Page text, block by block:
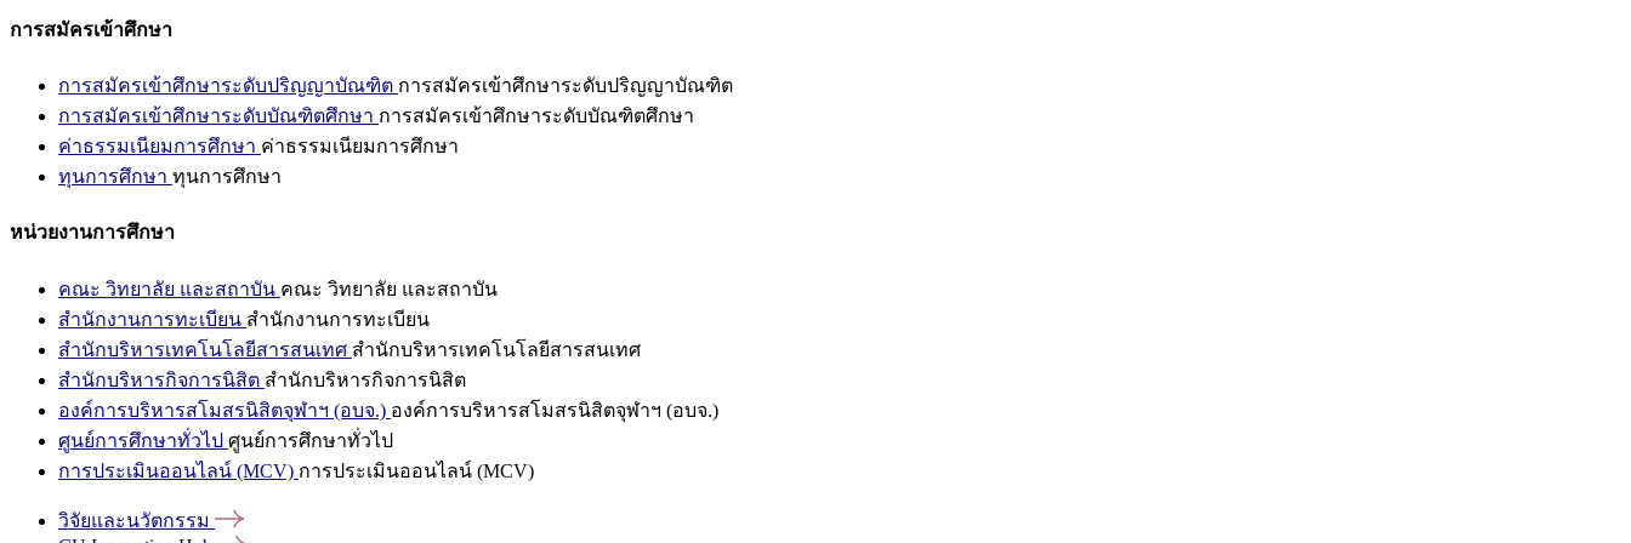
การสมัครเข้าศึกษา
การสมัครเข้าศึกษาระดับปริญญาบัณฑิต การสมัครเข้าศึกษาระดับปริญญาบัณฑิต
การสมัครเข้าศึกษาระดับบัณฑิตศึกษา การสมัครเข้าศึกษาระดับบัณฑิตศึกษา
ค่าธรรมเนียมการศึกษา ค่าธรรมเนียมการศึกษา
ทุนการศึกษา ทุนการศึกษา
หน่วยงานการศึกษา
คณะ วิทยาลัย และสถาบัน คณะ วิทยาลัย และสถาบัน
สำนักงานการทะเบียน สำนักงานการทะเบียน
สำนักบริหารเทคโนโลยีสารสนเทศ สำนักบริหารเทคโนโลยีสารสนเทศ
สำนักบริหารกิจการนิสิต สำนักบริหารกิจการนิสิต
องค์การบริหารสโมสรนิสิตจุฬาฯ (อบจ.) องค์การบริหารสโมสรนิสิตจุฬาฯ (อบจ.)
ศูนย์การศึกษาทั่วไป ศูนย์การศึกษาทั่วไป
การประเมินออนไลน์ (MCV) การประเมินออนไลน์ (MCV)
วิจัยและนวัตกรรม